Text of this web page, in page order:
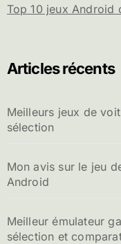
Top 10 jeux Android
Articles récents
Meilleurs jeux de
sélection
Mon avis sur le jeu
Android
Meilleur émulateur
sélection et